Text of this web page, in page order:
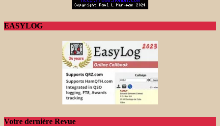
EASYLOG
Votre dernière Revue